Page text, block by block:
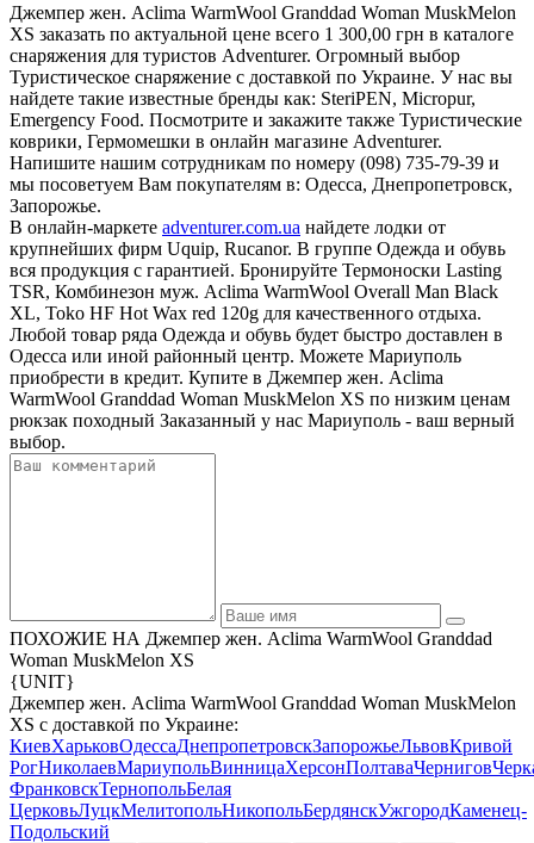
Джемпер жен. Aclima WarmWool Granddad Woman MuskMelon
XS заказать по актуальной цене всего 1 300,00 грн в каталоге
снаряжения для туристов Adventurer. Огромный выбор
Туристическое снаряжение с доставкой по Украине. У нас вы
найдете такие известные бренды как: SteriPEN, Micropur,
Emergency Food. Посмотрите и закажите также Туристические
коврики, Гермомешки в онлайн магазине Adventurer.
Напишите нашим сотрудникам по номеру (098) 735-79-39 и
мы посоветуем Вам покупателям в: Одесса, Днепропетровск,
Запорожье.
В онлайн-маркете adventurer.com.ua найдете лодки от
крупнейших фирм Uquip, Rucanor. В группе Одежда и обувь
вся продукция с гарантией. Бронируйте Термоноски Lasting
TSR, Комбинезон муж. Aclima WarmWool Overall Man Black
XL, Toko HF Hot Wax red 120g для качественного отдыха.
Любой товар ряда Одежда и обувь будет быстро доставлен в
Одесса или иной районный центр. Можете Мариуполь
приобрести в кредит. Купите в Джемпер жен. Aclima
WarmWool Granddad Woman MuskMelon XS по низким ценам
рюкзак походный Заказанный у нас Мариуполь - ваш верный
выбор.
ПОХОЖИЕ НА Джемпер жен. Aclima WarmWool Granddad
Woman MuskMelon XS
{UNIT}
Джемпер жен. Aclima WarmWool Granddad Woman MuskMelon
XS с доставкой по Украине:
КиевХарьковОдессаДнепропетровскЗапорожьеЛьвовКривой
РогНиколаевМариупольВинницаХерсонПолтаваЧернигов
ФранковскТернопольБелая
ЦерковьЛуцкМелитопольНикопольБердянскУжгородКаменец-
Подольский